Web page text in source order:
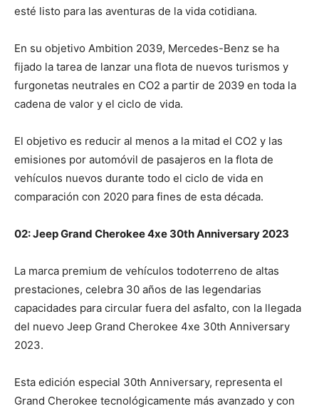
esté listo para las aventuras de la vida cotidiana.
En su objetivo Ambition 2039, Mercedes-Benz se ha
fijado la tarea de lanzar una flota de nuevos turismos y
furgonetas neutrales en CO2 a partir de 2039 en toda la
cadena de valor y el ciclo de vida.
El objetivo es reducir al menos a la mitad el CO2 y las
emisiones por automóvil de pasajeros en la flota de
vehículos nuevos durante todo el ciclo de vida en
comparación con 2020 para fines de esta década.
02: Jeep Grand Cherokee 4xe 30th Anniversary 2023
La marca premium de vehículos todoterreno de altas
prestaciones, celebra 30 años de las legendarias
capacidades para circular fuera del asfalto, con la llegada
del nuevo Jeep Grand Cherokee 4xe 30th Anniversary
2023.
Esta edición especial 30th Anniversary, representa el
Grand Cherokee tecnológicamente más avanzado y con